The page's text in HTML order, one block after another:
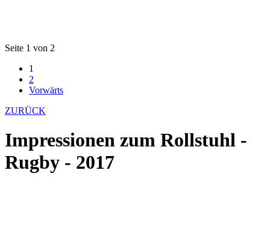
Seite 1 von 2
1
2
Vorwärts
ZURÜCK
Impressionen zum Rollstuhl -
Rugby - 2017